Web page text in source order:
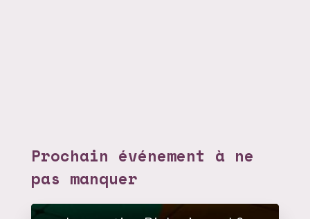
Prochain événement à ne
pas manquer